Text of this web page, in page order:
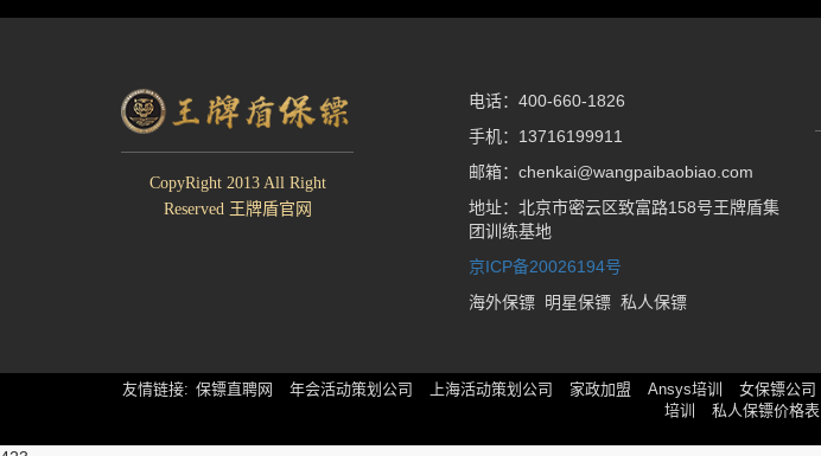
CopyRight 2013 All Right
Reserved 王牌盾官网
电话：400-660-1826
手机：13716199911
邮箱：chenkai@wangpaibaobiao.com
地址：北京市密云区致富路158号王牌盾集
团训练基地
京ICP备20026194号
海外保镖
明星保镖 私人保镖
友情链接: 保镖直聘网 年会活动策划公司 上海活动策划公司 家政加盟 Ansys培训 女保镖公司
培训
私人保镖价格表